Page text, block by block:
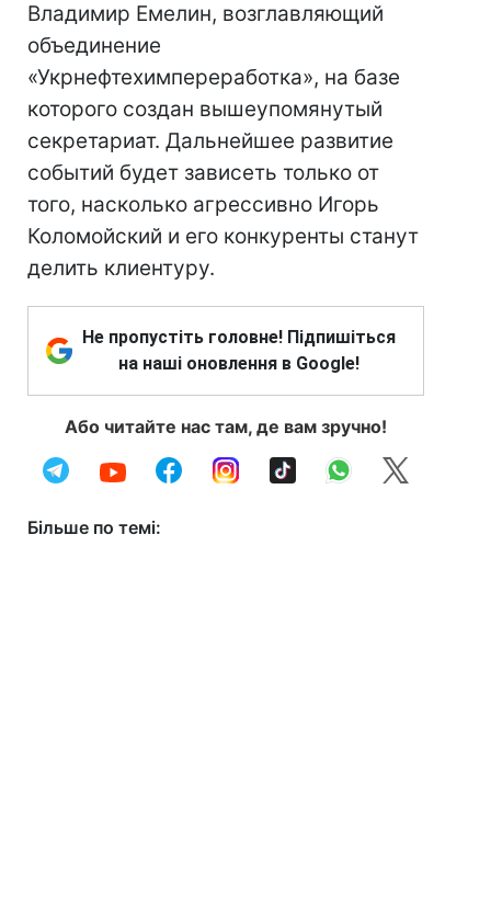
Владимир Емелин, возглавляющий
объединение
«Укрнефтехимпереработка», на базе
которого создан вышеупомянутый
секретариат. Дальнейшее развитие
событий будет зависеть только от
того, насколько агрессивно Игорь
Коломойский и его конкуренты станут
делить клиентуру.
Не пропустіть головне! Підпишіться
на наші оновлення в Google!
Або читайте нас там, де вам зручно!
Більше по темі: